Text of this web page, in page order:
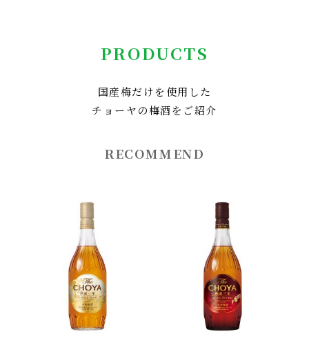
PRODUCTS
国産梅だけを使用した
チョーヤの梅酒をご紹介
RECOMMEND